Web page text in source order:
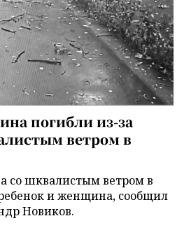
погибли из-за
ветром в
со шквалистым ветром в
и женщина, сообщил
Новиков.